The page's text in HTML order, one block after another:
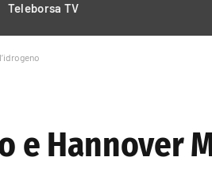
Teleborsa TV
e Hannover